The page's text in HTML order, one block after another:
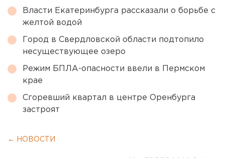
Власти Екатеринбурга рассказали о борьбе с
желтой водой
Город в Свердловской области подтопило
несуществующее озеро
Режим БПЛА-опасности ввели в Пермском
крае
Сгоревший квартал в центре Оренбурга
застроят
← НОВОСТИ